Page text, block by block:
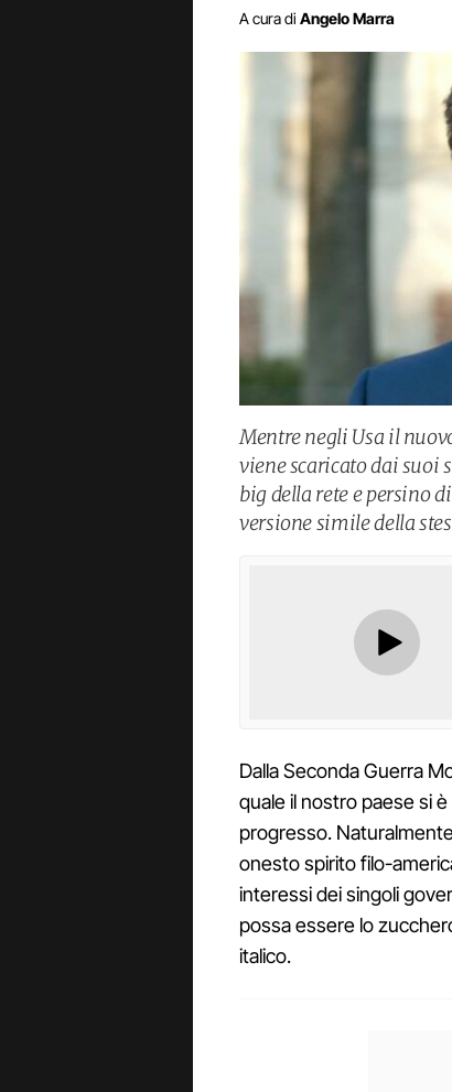
A cura di Angelo Marra
Mentre negli Usa il
viene scaricato dai suoi
big della rete e persino
versione simile della
Dalla Seconda Guerra
quale il nostro paese si
progresso.
onesto spirito filo-
interessi dei singoli
possa essere lo
italico.